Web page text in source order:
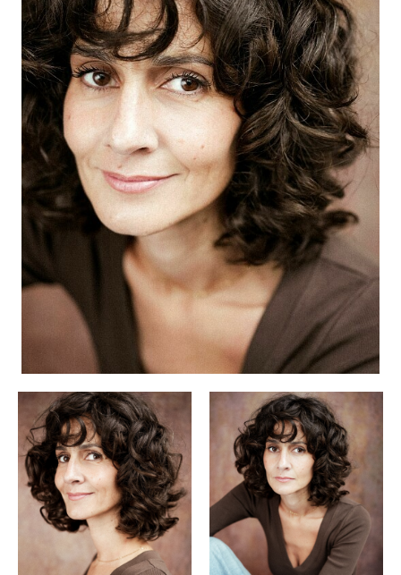
POP MUZIKANTEN
TALENTEN INTERNATIONALE
BEWERBUNG
KONTAKT
FRANKREICH
SCHWEIZ